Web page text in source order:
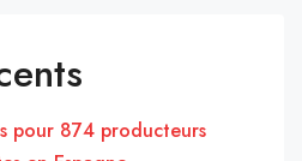
pour 874 producteurs